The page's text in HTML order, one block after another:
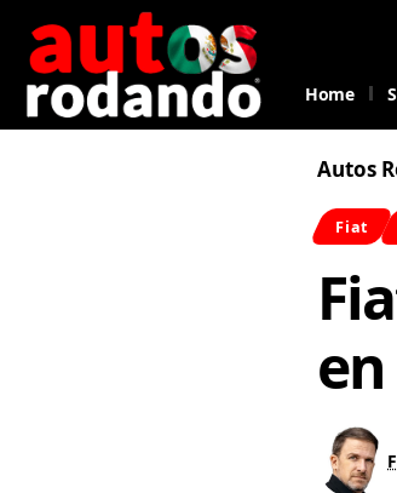
Home
Autos
Fiat